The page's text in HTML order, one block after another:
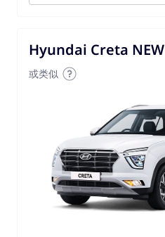
Hyundai Creta NEW
或类似